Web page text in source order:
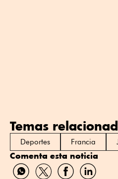
Temas
Deportes Francia
Comenta esta noticia
CompartirCompartirCompartir